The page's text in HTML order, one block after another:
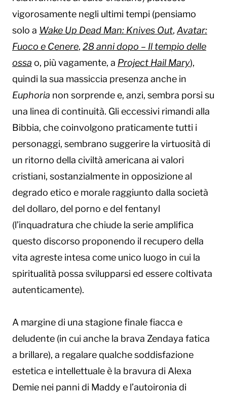
vigorosamente negli ultimi tempi (pensiamo
solo a Wake Up Dead Man: Knives Out, Avatar:
Fuoco e Cenere, 28 anni dopo – Il tempio delle
ossa o, più vagamente, a Project Hail Mary),
quindi la sua massiccia presenza anche in
Euphoria non sorprende e, anzi, sembra porsi su
una linea di continuità. Gli eccessivi rimandi alla
Bibbia, che coinvolgono praticamente tutti i
personaggi, sembrano suggerire la virtuosità di
un ritorno della civiltà americana ai valori
cristiani, sostanzialmente in opposizione al
degrado etico e morale raggiunto dalla società
del dollaro, del porno e del fentanyl
(l’inquadratura che chiude la serie amplifica
questo discorso proponendo il recupero della
vita agreste intesa come unico luogo in cui la
spiritualità possa svilupparsi ed essere coltivata
autenticamente).
A margine di una stagione finale fiacca e
deludente (in cui anche la brava Zendaya fatica
a brillare), a regalare qualche soddisfazione
estetica e intellettuale è la bravura di Alexa
Demie nei panni di Maddy e l’autoironia di